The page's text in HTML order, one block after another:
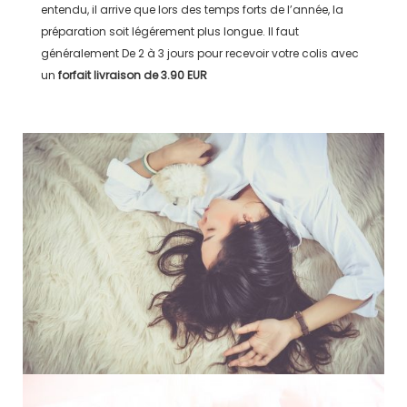
entendu, il arrive que lors des temps forts de l’année, la
préparation soit légérement plus longue. Il faut
généralementDe 2 à 3 jours pour recevoir votre colis avec
un forfait livraison de3.90 EUR